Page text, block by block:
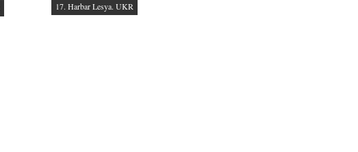
17. Harbar Lesya. UKR